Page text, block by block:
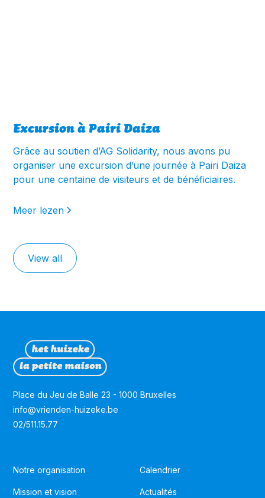
Excursion à Pairi Daiza
Grâce au soutien d’AG Solidarity, nous avons pu
organiser une excursion d’une journée à Pairi Daiza
pour une centaine de visiteurs et de bénéficiaires.
Meer lezen
View all
Place du Jeu de Balle 23 - 1000 Bruxelles
info@vrienden-huizeke.be
02/511.15.77
Notre organisation
Mission et vision
Calendrier
Actualités